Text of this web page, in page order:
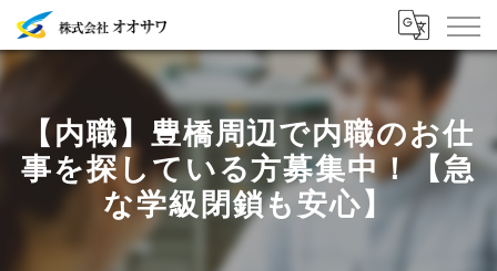
【内職】豊橋周辺で内職のお仕
事を探している方募集中！【急
な学級閉鎖も安心】